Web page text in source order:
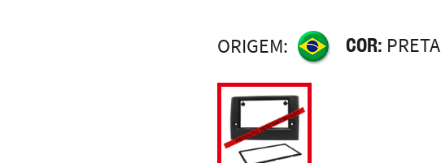
ORIGEM: COR: PRETA